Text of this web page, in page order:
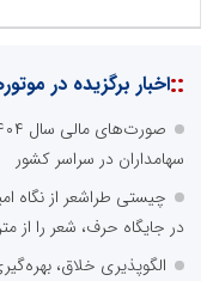
::اخبار برگزیده در
سهامداران در سراسر کشور
چیستی طراشعر از نگاه
در جایگاه حرف، شعر را
الگوپذیری خلاق،